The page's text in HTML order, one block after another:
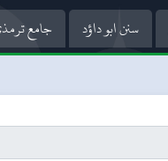
سنن ابو داؤد جامع